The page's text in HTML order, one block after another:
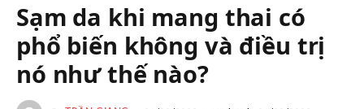
Sạm da khi mang thai có
phổ biến không và điều trị
nó như thế nào?